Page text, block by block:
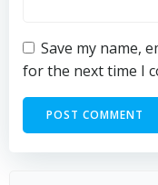
Save my name,
for the next time I